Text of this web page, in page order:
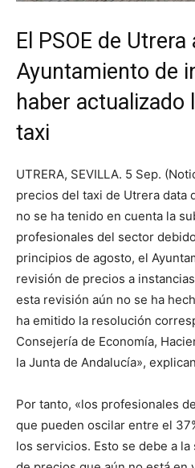
El PSOE de Utrera
Ayuntamiento de
haber actualizado
taxi
UTRERA, SEVILLA. 5 Sep.
precios del taxi de Utrera data
no se ha tenido en cuenta la
profesionales del sector
principios de agosto, el
revisión de precios a
esta revisión aún no se ha
ha emitido la resolución
Consejería de Economía,
la Junta de Andalucía»,
Por tanto, «los profesionales
que pueden oscilar entre el
los servicios. Esto se debe a la